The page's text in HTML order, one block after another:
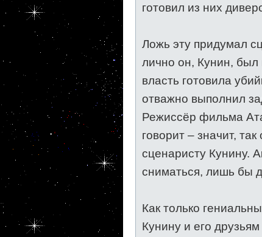
готовил из них
Ложь эту придумал
лично он, Кунин, был
власть готовила
отважно выполнил
Режиссёр фильма
говорит – значит,
сценаристу Кунину.
сниматься, лишь бы
Как только
Кунину и его